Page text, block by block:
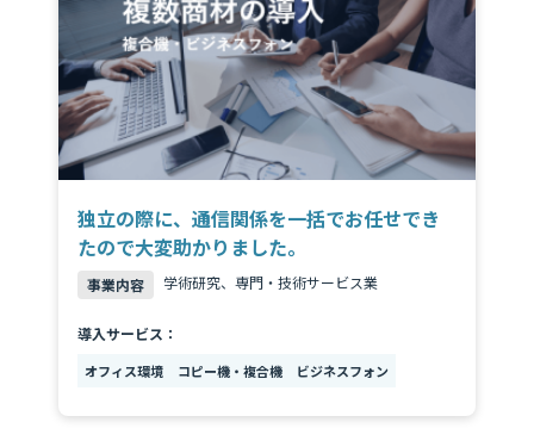
独立の際に、通信関係を一括でお任せでき
たので大変助かりました。
事業内容 学術研究、専門・技術サービス業
導入サービス：
オフィス環境 コピー機・複合機 ビジネスフォン